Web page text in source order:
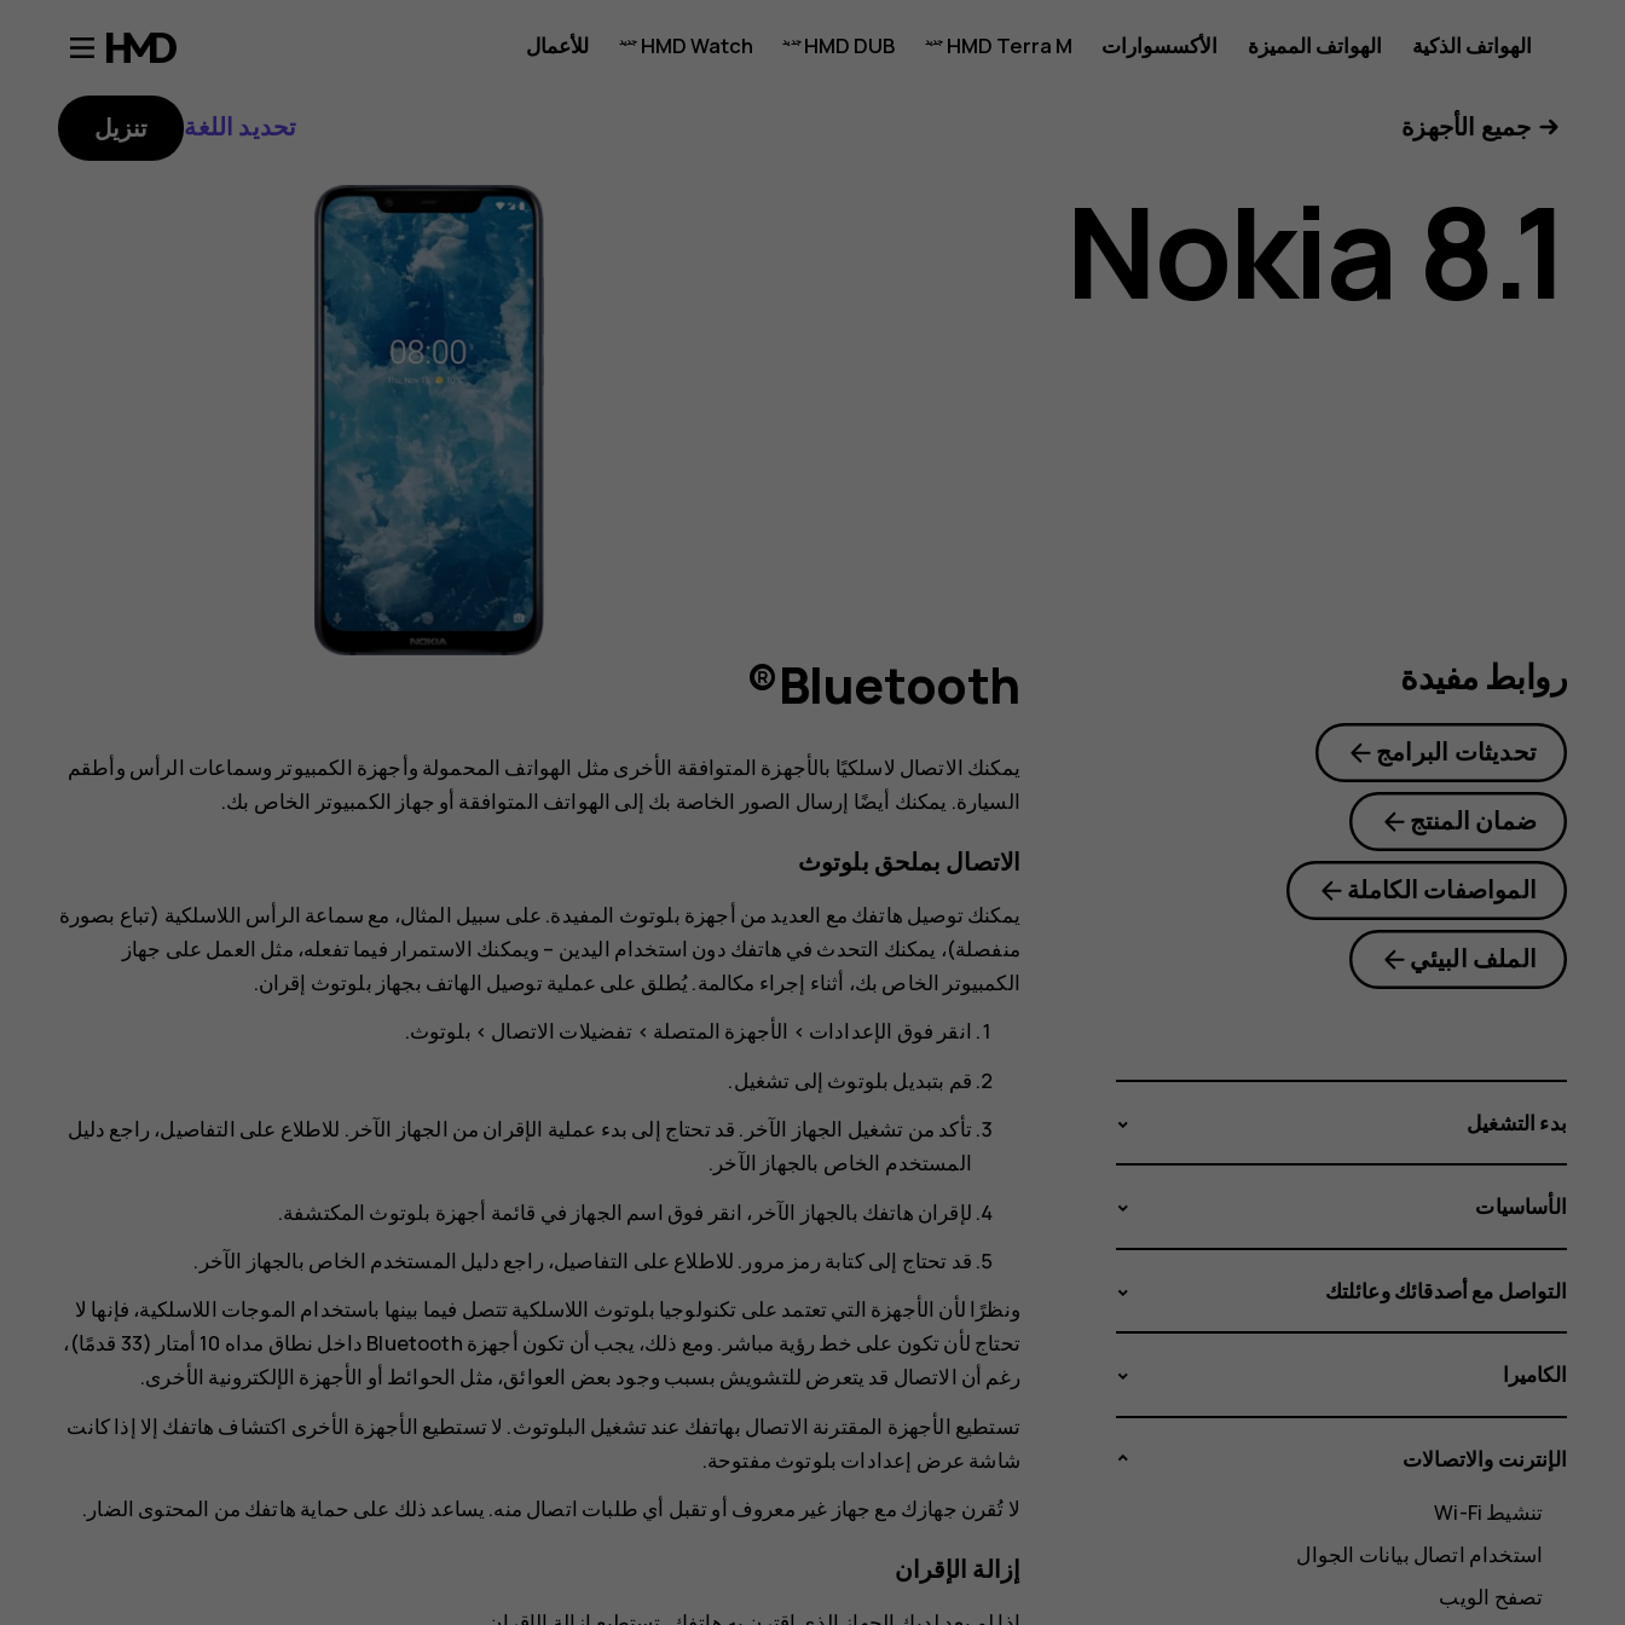
دليل
مستخدم
هاتف
الهواتف الذكية الهواتف المميزة الأكسسوارات HMD Terra M
HMD DUB
HMD Watch
للأعمال
جميع الأجهزة تحديد اللغة تنزيل
Nokia 8.1
Bluetooth®
يمكنك الاتصال لاسلكيًا بالأجهزة المتوافقة الأخرى مثل الهواتف المحمولة وأجهزة الكمبيوتر وسماعات الرأس وأطقم
السيارة. يمكنك أيضًا إرسال الصور الخاصة بك إلى الهواتف المتوافقة أو جهاز الكمبيوتر الخاص بك.
الاتصال بملحق بلوتوث
يمكنك توصيل هاتفك مع العديد من أجهزة بلوتوث المفيدة. على سبيل المثال، مع سماعة الرأس اللاسلكية (تباع بصورة
منفصلة)، يمكنك التحدث في هاتفك دون استخدام اليدين – ويمكنك الاستمرار فيما تفعله، مثل العمل على جهاز
الكمبيوتر الخاص بك، أثناء إجراء مكالمة. يُطلق على عملية توصيل الهاتف بجهاز بلوتوث إقران.
انقر فوق الإعدادات > الأجهزة المتصلة > تفضيلات الاتصال > بلوتوث.
قم بتبديل بلوتوث إلى تشغيل.
تأكد من تشغيل الجهاز الآخر. قد تحتاج إلى بدء عملية الإقران من الجهاز الآخر. للاطلاع على التفاصيل، راجع دليل
المستخدم الخاص بالجهاز الآخر.
لإقران هاتفك بالجهاز الآخر، انقر فوق اسم الجهاز في قائمة أجهزة بلوتوث المكتشفة.
قد تحتاج إلى كتابة رمز مرور. للاطلاع على التفاصيل، راجع دليل المستخدم الخاص بالجهاز الآخر.
ونظرًا لأن الأجهزة التي تعتمد على تكنولوجيا بلوتوث اللاسلكية تتصل فيما بينها باستخدام الموجات اللاسلكية، فإنها لا
تحتاج لأن تكون على خط رؤية مباشر. ومع ذلك، يجب أن تكون أجهزة Bluetooth داخل نطاق مداه 10 أمتار (33 قدمًا)،
رغم أن الاتصال قد يتعرض للتشويش بسبب وجود بعض العوائق، مثل الحوائط أو الأجهزة الإلكترونية الأخرى.
تستطيع الأجهزة المقترنة الاتصال بهاتفك عند تشغيل البلوتوث. لا تستطيع الأجهزة الأخرى اكتشاف هاتفك إلا إذا كانت
شاشة عرض إعدادات بلوتوث مفتوحة.
لا تُقرن جهازك مع جهاز غير معروف أو تقبل أي طلبات اتصال منه. يساعد ذلك على حماية هاتفك من المحتوى الضار.
إزالة الإقران
روابط مفيدة
تحديثات البرامج
ضمان المنتج
المواصفات الكاملة
الملف البيئي
بدء التشغيل
الأساسيات
التواصل مع أصدقائك وعائلتك
الكاميرا
الإنترنت والاتصالات
تنشيط Wi-Fi
استخدام اتصال بيانات الجوال
تصفح الويب